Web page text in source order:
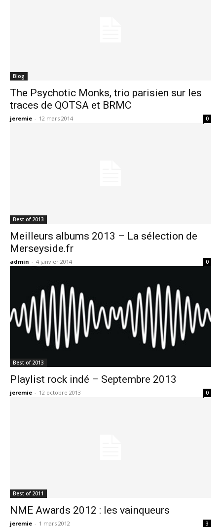
Blog
The Psychotic Monks, trio parisien sur les
traces de QOTSA et BRMC
jeremie - 12 mars 2014 0
Best of 2013
Meilleurs albums 2013 – La sélection de
Merseyside.fr
admin - 4 janvier 2014 0
Best of 2013
Playlist rock indé – Septembre 2013
jeremie - 12 octobre 2013 0
Best of 2011
NME Awards 2012 : les vainqueurs
jeremie - 1 mars 2012 3